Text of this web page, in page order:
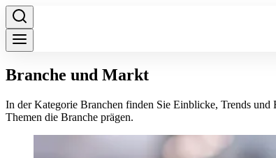
Branche und Markt
In der Kategorie Branchen finden Sie Einblicke, Trends
Themen die Branche prägen.